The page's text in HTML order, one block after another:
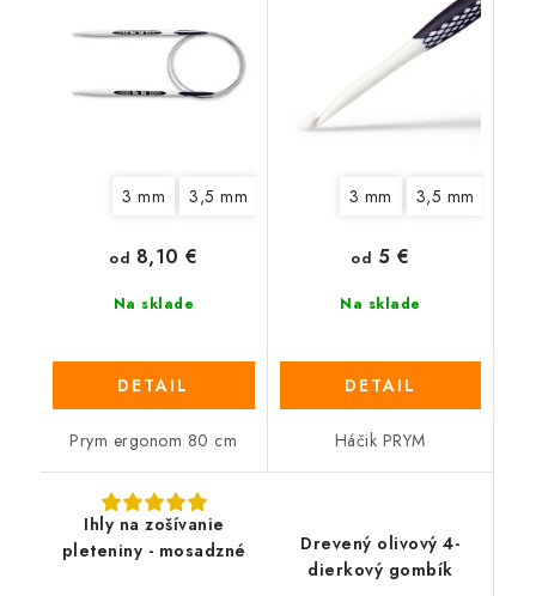
3 mm 3,5 mm 4,5 mm 5 mm
Na sklade
od 8,10 €
DETAIL
Prym ergonom 80 cm
3 mm 3,5 mm
Na sklade
od 5 €
DETAIL
Háčik PRYM
Ihly na zošívanie
pleteniny - mosadzné
Drevený olivový 4-
dierkový gombík